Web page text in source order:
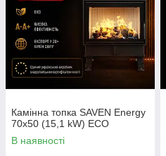
Камінна топка SAVEN Energy
70х50 (15,1 kW) ECO
В наявності